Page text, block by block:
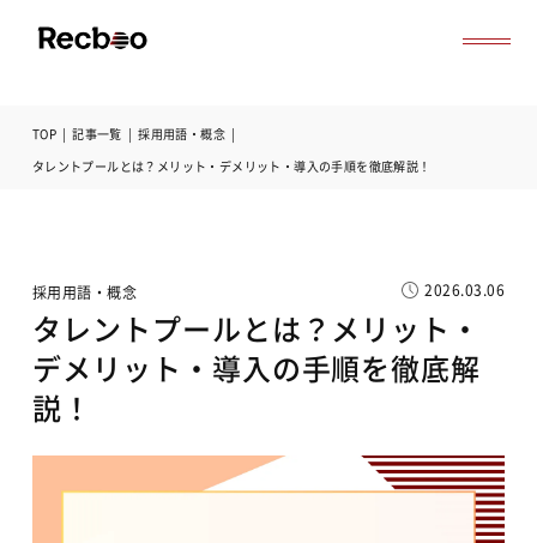
導入事例
サービス資料ダウンロード
TOP | 記事一覧 | 採用用語・概念 |
タレントプールとは？メリット・デメリット・導入の手順を徹底解説！
採用用語・概念 2026.03.06
タレントプールとは？メリット・
デメリット・導入の手順を徹底解
説！